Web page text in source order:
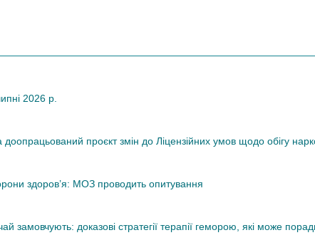
2026 р.
проєкт змін до Ліцензійних умов щодо обігу
здоров’я: МОЗ проводить опитування
замовчують: доказові стратегії терапії геморою, які може